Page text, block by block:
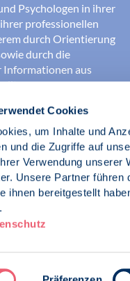
Cookies
um Inhalte und
und die Zugriffe auf
Verwendung
Unsere Partner
ihnen bereitgestellt
Psychologen in ihrer
professionellen
durch Orientierung
durch die
aus
und sorgen dafür, dass
und verantwortungsvoll
wir das Ansehen aller
Öffentlichkeit und
in der Gesellschaft.
und Psychologen